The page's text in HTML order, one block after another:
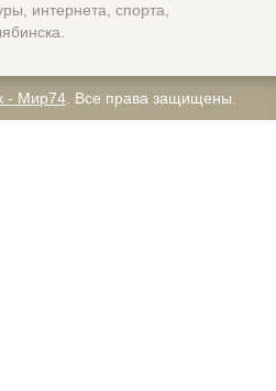
интернета, спорта,
- Мир74 . Все права защищены.